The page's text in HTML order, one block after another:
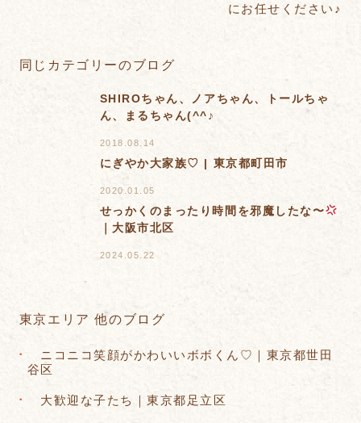
にお任せください♪
同じカテゴリーのブログ
SHIROちゃん、ノアちゃん、トールちゃ
ん、まるちゃん(^^♪
2018.08.14
にぎやか大家族♡ | 東京都町田市
2020.01.05
せっかくのまったり時間を邪魔したな〜
｜大阪市北区
2024.05.22
東京エリア 他のブログ
ニコニコ笑顔がかわいいボボくん♡｜東京都世田
谷区
大歓迎な子たち｜東京都足立区